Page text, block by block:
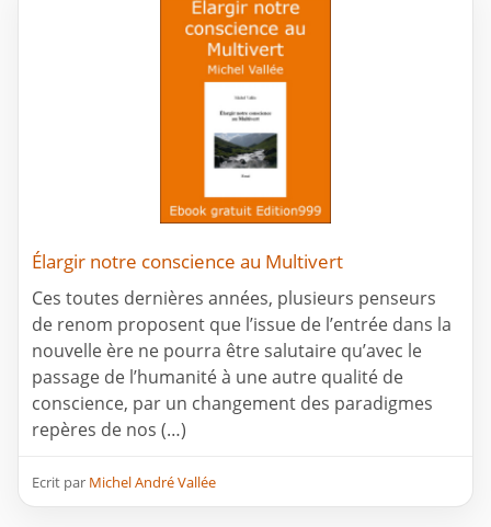
Élargir notre conscience au Multivert
Ces toutes dernières années, plusieurs penseurs
de renom proposent que l’issue de l’entrée dans la
nouvelle ère ne pourra être salutaire qu’avec le
passage de l’humanité à une autre qualité de
conscience, par un changement des paradigmes
repères de nos (…)
Ecrit par Michel André Vallée